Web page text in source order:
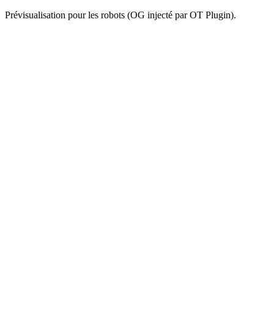
Prévisualisation pour les robots (OG injecté par OT Plugin).